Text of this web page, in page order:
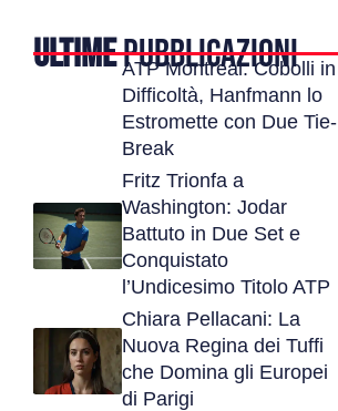
ULTIMEPUBBLICAZIONI
ATP Montreal: Cobolli in
Difficoltà, Hanfmann lo
Estromette con Due Tie-
Break
Fritz Trionfa a
Washington: Jodar
Battuto in Due Set e
Conquistato
l’Undicesimo Titolo ATP
Chiara Pellacani: La
Nuova Regina dei Tuffi
che Domina gli Europei
di Parigi